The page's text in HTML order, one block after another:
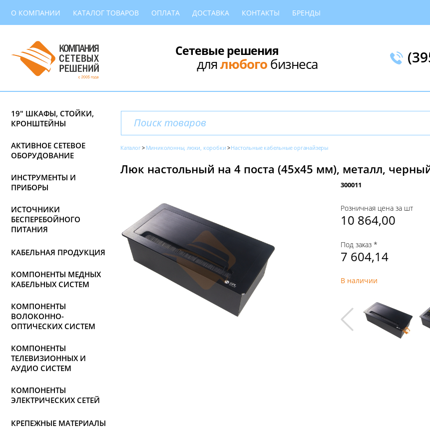
О КОМПАНИИ КАТАЛОГ ТОВАРОВ ОПЛАТА ДОСТАВКА КОНТАКТЫ БРЕНДЫ
Сетевые решения
длялюбогобизнеса
19" ШКАФЫ, СТОЙКИ,
КРОНШТЕЙНЫ
АКТИВНОЕ СЕТЕВОЕ
ОБОРУДОВАНИЕ
ИНСТРУМЕНТЫ И
ПРИБОРЫ
ИСТОЧНИКИ
БЕСПЕРЕБОЙНОГО
ПИТАНИЯ
КАБЕЛЬНАЯ ПРОДУКЦИЯ
КОМПОНЕНТЫ МЕДНЫХ
КАБЕЛЬНЫХ СИСТЕМ
КОМПОНЕНТЫ
ВОЛОКОННО-
ОПТИЧЕСКИХ СИСТЕМ
КОМПОНЕНТЫ
ТЕЛЕВИЗИОННЫХ И
АУДИО СИСТЕМ
КОМПОНЕНТЫ
ЭЛЕКТРИЧЕСКИХ СЕТЕЙ
КРЕПЕЖНЫЕ МАТЕРИАЛЫ
Каталог Миниколонны, люки, коробки Настольные кабельные органайзеры
Люк настольный на 4 поста (45х45 мм), металл,
300011
Розничная цена за шт
10 864,00
Под заказ *
7 604,14
В наличии